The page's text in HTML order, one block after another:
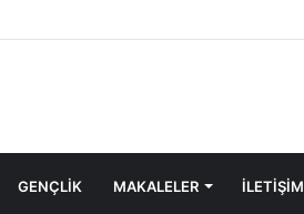
GENÇLİK MAKALELER ILETIŞIM